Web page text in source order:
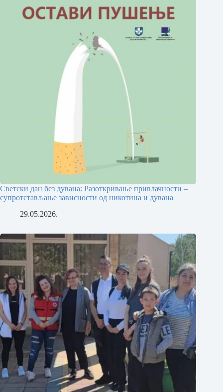
Светски дан без дувана: Разоткривање привлачности –
супротстављање зависности од никотина и дувана
29.05.2026.